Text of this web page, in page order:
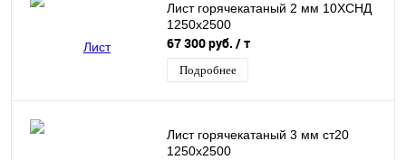
Лист горячекатаный 2 мм 10ХСНД
1250х2500
67 300 руб. / т
Подробнее
Лист горячекатаный 3 мм ст20
1250х2500